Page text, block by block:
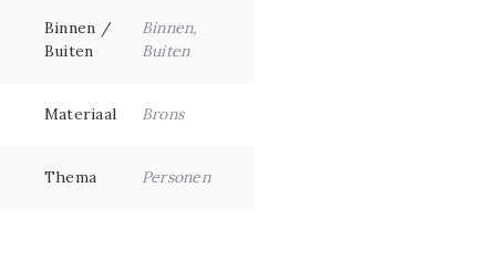
Binnen /
Buiten
Binnen,
Buiten
Materiaal Brons
Thema Personen